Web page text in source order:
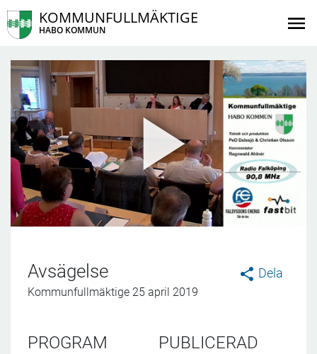
KOMMUNFULLMÄKTIGE
HABO KOMMUN
Dela
Avsägelse
Kommunfullmäktige 25 april 2019
PROGRAM PUBLICERAD